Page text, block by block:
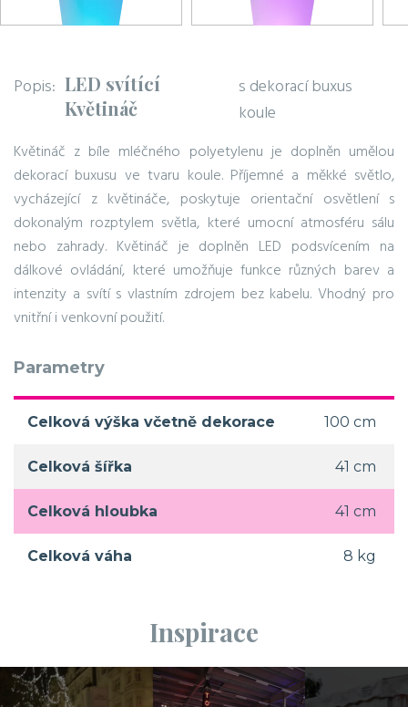
Popis: LED svítící
Květináč
s dekorací buxus
koule
Květináč z bíle mléčného polyetylenu je doplněn umělou
dekorací buxusu ve tvaru koule. Příjemné a měkké světlo,
vycházející z květináče, poskytuje orientační osvětlení s
dokonalým rozptylem světla, které umocní atmosféru sálu
nebo zahrady. Květináč je doplněn LED podsvícením na
dálkové ovládání, které umožňuje funkce různých barev a
intenzity a svítí s vlastním zdrojem bez kabelu. Vhodný pro
vnitřní i venkovní použití.
Parametry
Celková výška včetně dekorace 100 cm
Celková šířka 41 cm
Celková hloubka 41 cm
Celková váha 8 kg
Inspirace